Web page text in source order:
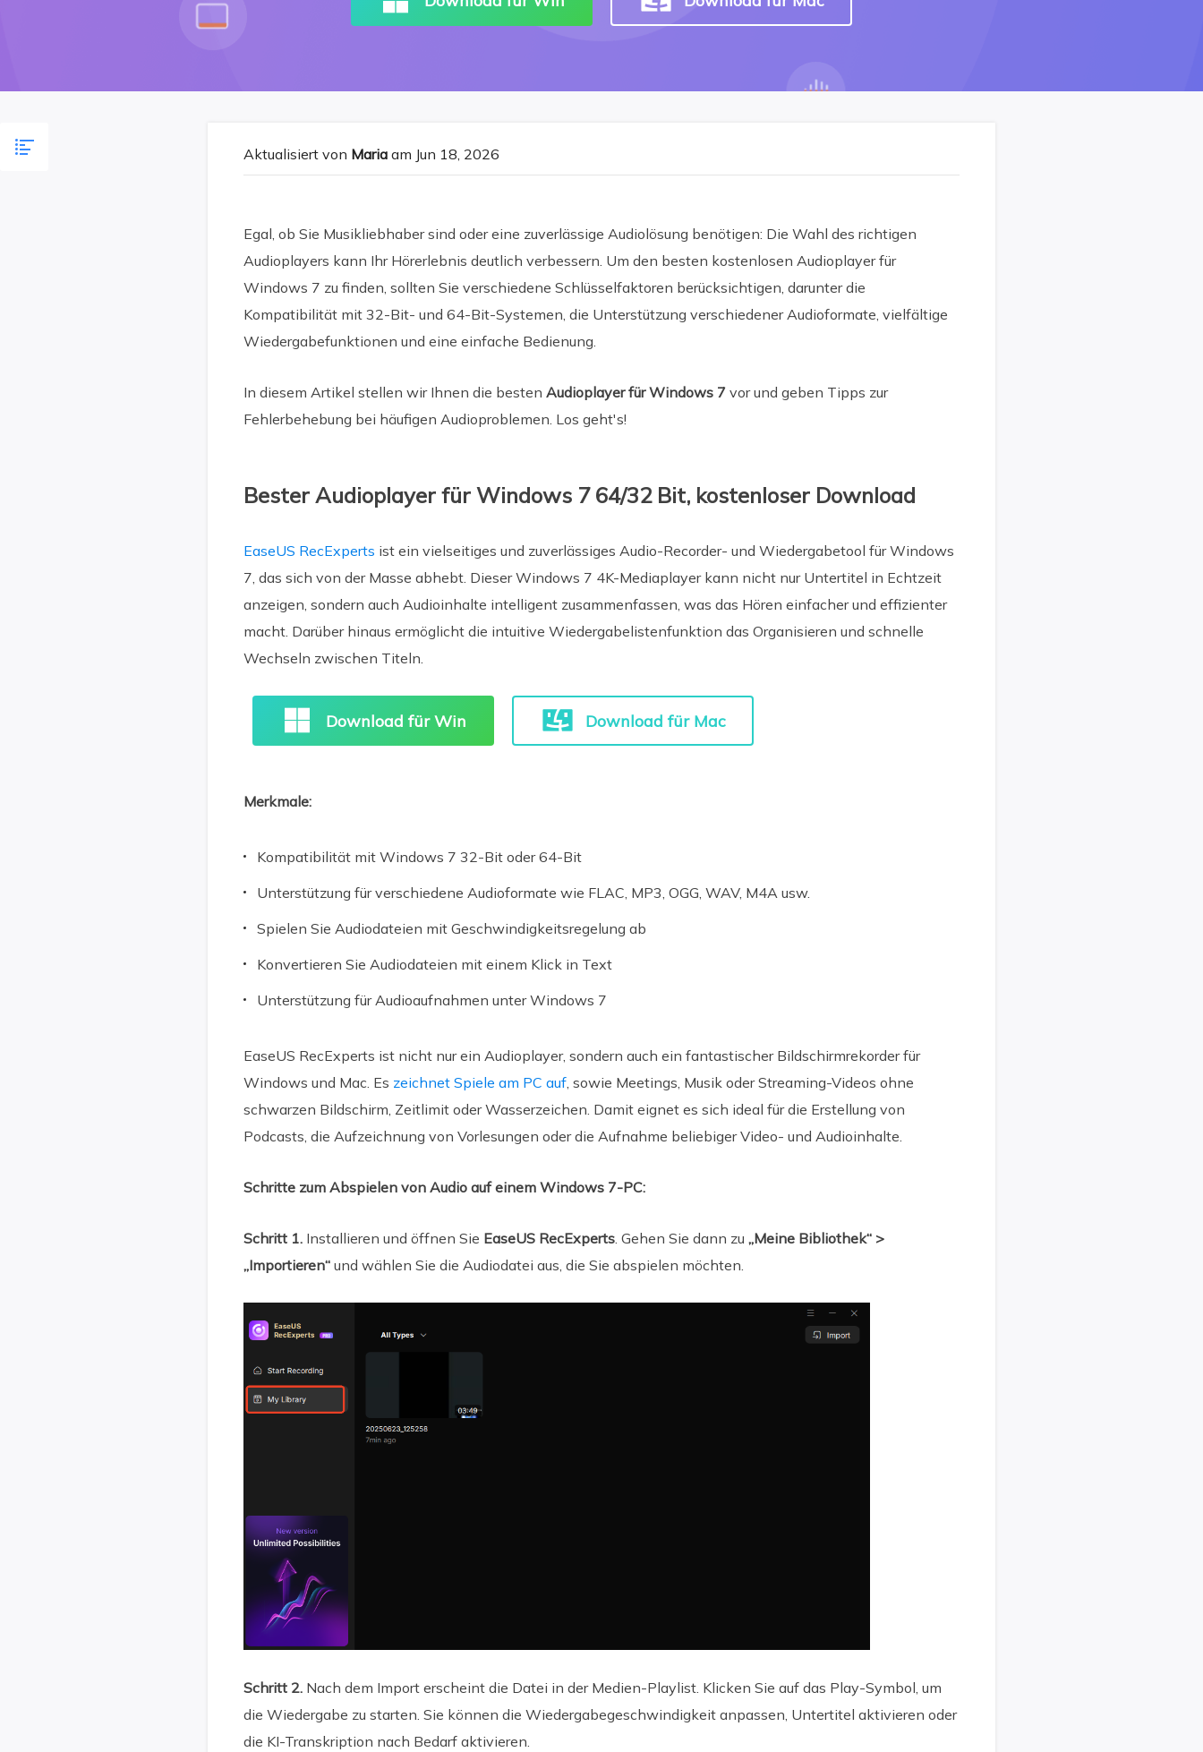
Aktualisiert von Maria am Jun 18, 2026
Egal, ob Sie Musikliebhaber sind oder eine zuverlässige Audiolösung benötigen: Die Wahl des richtigen
Audioplayers kann Ihr Hörerlebnis deutlich verbessern. Um den besten kostenlosen Audioplayer für
Windows 7 zu finden, sollten Sie verschiedene Schlüsselfaktoren berücksichtigen, darunter die
Kompatibilität mit 32-Bit- und 64-Bit-Systemen, die Unterstützung verschiedener Audioformate, vielfältige
Wiedergabefunktionen und eine einfache Bedienung.
In diesem Artikel stellen wir Ihnen die besten Audioplayer für Windows 7 vor und geben Tipps zur
Fehlerbehebung bei häufigen Audioproblemen. Los geht's!
Bester Audioplayer für Windows 7 64/32 Bit, kostenloser Download
EaseUS RecExperts ist ein vielseitiges und zuverlässiges Audio-Recorder- und Wiedergabetool für Windows
7, das sich von der Masse abhebt. Dieser Windows 7 4K-Mediaplayer kann nicht nur Untertitel in Echtzeit
anzeigen, sondern auch Audioinhalte intelligent zusammenfassen, was das Hören einfacher und effizienter
macht. Darüber hinaus ermöglicht die intuitive Wiedergabelistenfunktion das Organisieren und schnelle
Wechseln zwischen Titeln.
Download für Win Download für Mac
Merkmale:
Kompatibilität mit Windows 7 32-Bit oder 64-Bit
Unterstützung für verschiedene Audioformate wie FLAC, MP3, OGG, WAV, M4A usw.
Spielen Sie Audiodateien mit Geschwindigkeitsregelung ab
Konvertieren Sie Audiodateien mit einem Klick in Text
Unterstützung für Audioaufnahmen unter Windows 7
EaseUS RecExperts ist nicht nur ein Audioplayer, sondern auch ein fantastischer Bildschirmrekorder für
Windows und Mac. Es zeichnet Spiele am PC auf, sowie Meetings, Musik oder Streaming-Videos ohne
schwarzen Bildschirm, Zeitlimit oder Wasserzeichen. Damit eignet es sich ideal für die Erstellung von
Podcasts, die Aufzeichnung von Vorlesungen oder die Aufnahme beliebiger Video- und Audioinhalte.
Schritte zum Abspielen von Audio auf einem Windows 7-PC:
Schritt 1. Installieren und öffnen Sie EaseUS RecExperts. Gehen Sie dann zu „Meine Bibliothek“ >
„Importieren“ und wählen Sie die Audiodatei aus, die Sie abspielen möchten.
Schritt 2. Nach dem Import erscheint die Datei in der Medien-Playlist. Klicken Sie auf das Play-Symbol, um
die Wiedergabe zu starten. Sie können die Wiedergabegeschwindigkeit anpassen, Untertitel aktivieren oder
die KI-Transkription nach Bedarf aktivieren.